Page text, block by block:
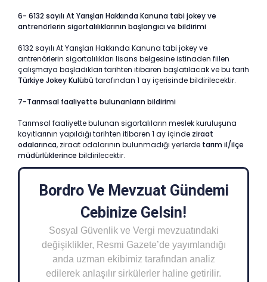
6- 6132 sayılı At Yarışları Hakkında Kanuna tabi jokey ve
antrenörlerin sigortalılıklarının başlangıcı ve bildirimi
6132 sayılı At Yarışları Hakkında Kanuna tabi jokey ve
antrenörlerin sigortalılıkları lisans belgesine istinaden fiilen
çalışmaya başladıkları tarihten itibaren başlatılacak ve bu tarih
Türkiye Jokey Kulübü tarafından 1 ay içerisinde bildirilecektir.
7-Tarımsal faaliyette bulunanların bildirimi
Tarımsal faaliyette bulunan sigortalıların meslek kuruluşuna
kayıtlarının yapıldığı tarihten itibaren 1 ay içinde ziraat
odalarınca, ziraat odalarının bulunmadığı yerlerde tarım il/ilçe
müdürlüklerince bildirilecektir.
Bordro Ve Mevzuat Gündemi
Cebinize Gelsin!
Sosyal Güvenlik ve Vergi mevzuatındaki
değişiklikler, Resmi Gazete’de yayımlandığı
anda uzman ekibimiz tarafından analiz
edilerek anlaşılır sirkülerler haline getirilir.